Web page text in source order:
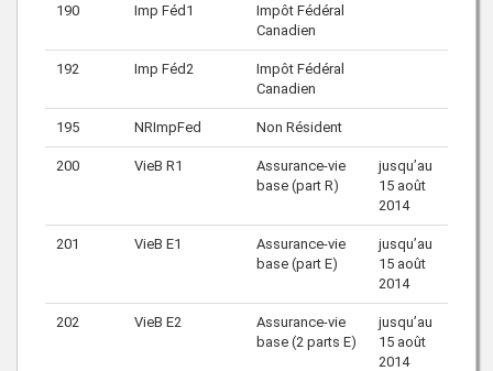
190 Imp Féd1
Impôt Fédéral
Canadien
192 Imp Féd2
Impôt Fédéral
Canadien
195 NRImpFed Non Résident
200 VieB R1
Assurance-vie
base (part R)
jusqu’au
15 août
2014
201 VieB E1
Assurance-vie
base (part E)
jusqu’au
15 août
2014
202 VieB E2
Assurance-vie
base (2 parts E)
jusqu’au
15 août
2014